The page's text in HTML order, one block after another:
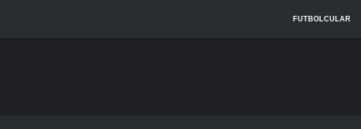
FUTBOLCULAR